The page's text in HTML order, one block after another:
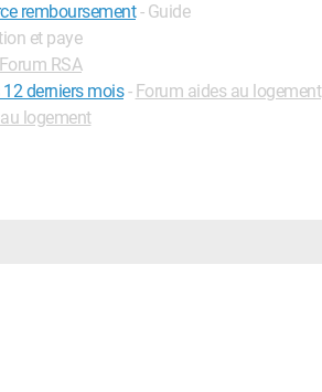
remboursement - Guide
et paye
Forum RSA
derniers mois - Forum aides au logement
logement